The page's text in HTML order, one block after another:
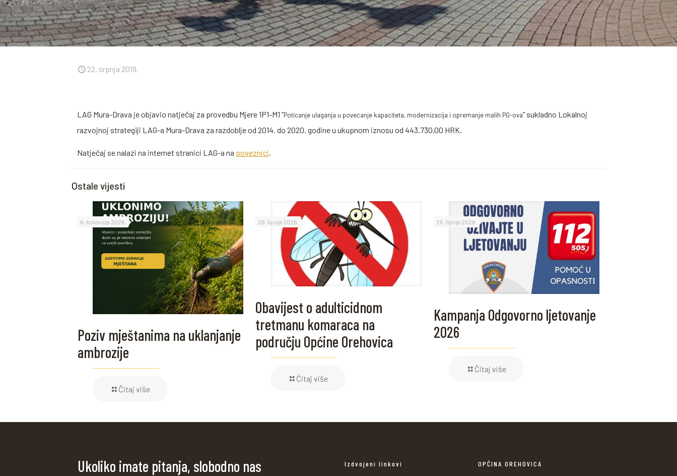
22. srpnja 2019.
LAG Mura-Drava je objavio natječaj za provedbu Mjere 1P1-M1 “Poticanje ulaganja u povećanje kapaciteta, modernizacija i opremanje malih PG-ova” sukladno Lokalnoj
razvojnoj strategiji LAG-a Mura-Drava za razdoblje od 2014. do 2020. godine u ukupnom iznosu od 443.730,00 HRK.
Natječaj se nalazi na internet stranici LAG-a na poveznici.
Ostale vijesti
6. kolovoza 2026.
Poziv mještanima na uklanjanje
ambrozije
Čitaj više
26. lipnja 2026.
Obavijest o adulticidnom
tretmanu komaraca na
području Općine Orehovica
Čitaj više
25. lipnja 2026.
Kampanja Odgovorno ljetovanje
2026
Čitaj više
Ukoliko imate pitanja, slobodno nas
Izdvojeni linkovi OPĆINA OREHOVICA